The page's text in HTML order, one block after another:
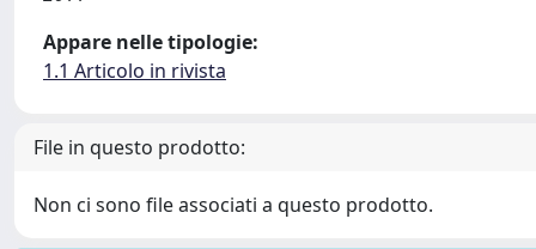
Appare nelle tipologie:
1.1 Articolo in rivista
File in questo prodotto:
Non ci sono file associati a questo prodotto.